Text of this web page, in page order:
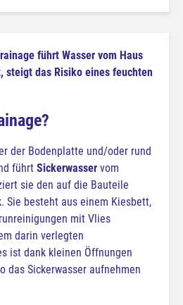
führt Wasser vom Haus
steigt das Risiko eines feuchten
der Bodenplatte und/oder rund
führt Sickerwasser vom
sie den auf die Bauteile
Sie besteht aus einem Kiesbett,
mit Vlies
darin verlegten
ist dank kleinen Öffnungen
das Sickerwasser aufnehmen